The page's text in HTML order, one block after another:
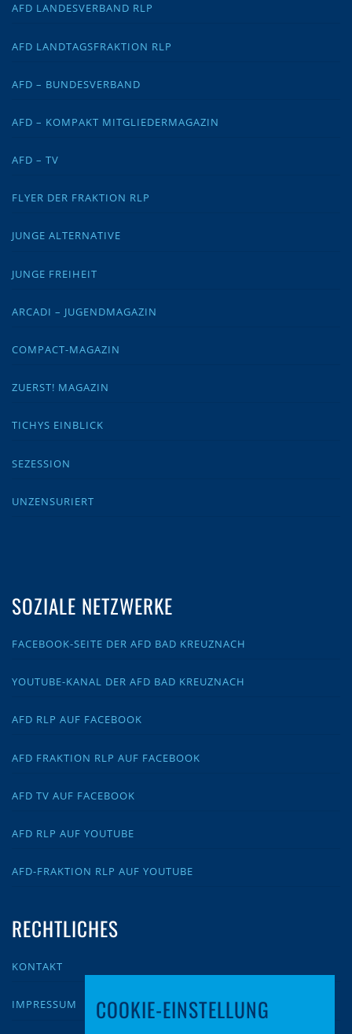
AFD LANDESVERBAND RLP
AFD LANDTAGSFRAKTION RLP
AFD – BUNDESVERBAND
AFD – KOMPAKT MITGLIEDERMAGAZIN
AFD – TV
FLYER DER FRAKTION RLP
JUNGE ALTERNATIVE
JUNGE FREIHEIT
ARCADI – JUGENDMAGAZIN
COMPACT-MAGAZIN
ZUERST! MAGAZIN
TICHYS EINBLICK
SEZESSION
UNZENSURIERT
SOZIALE NETZWERKE
FACEBOOK-SEITE DER AFD BAD KREUZNACH
YOUTUBE-KANAL DER AFD BAD KREUZNACH
AFD RLP AUF FACEBOOK
AFD FRAKTION RLP AUF FACEBOOK
AFD TV AUF FACEBOOK
AFD RLP AUF YOUTUBE
AFD-FRAKTION RLP AUF YOUTUBE
RECHTLICHES
KONTAKT
IMPRESSUM COOKIE-EINSTELLUNG